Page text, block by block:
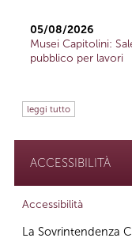
05/08/2026
Musei Capitolini:
pubblico per lavori
leggi tutto
ACCESSIBILITÀ
Accessibilità
La Sovrintendenza